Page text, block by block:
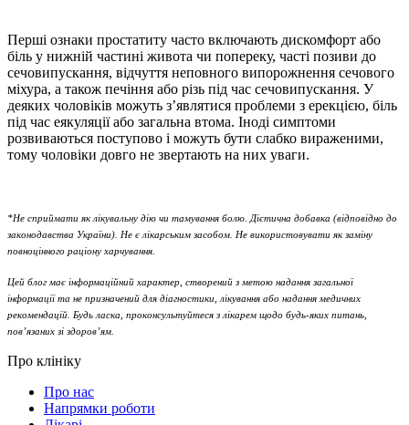
Перші ознаки простатиту часто включають дискомфорт або
біль у нижній частині живота чи попереку, часті позиви до
сечовипускання, відчуття неповного випорожнення сечового
міхура, а також печіння або різь під час сечовипускання. У
деяких чоловіків можуть з’являтися проблеми з ерекцією, біль
під час еякуляції або загальна втома. Іноді симптоми
розвиваються поступово і можуть бути слабко вираженими,
тому чоловіки довго не звертають на них уваги.
*Не сприймати як лікувальну дію чи тамування болю. Дієтична добавка (відповідно до
законодавства України). Не є лікарським засобом. Не використовувати як заміну
повноцінного раціону харчування.
Цей блог має інформаційний характер, створений з метою надання загальної
інформації та не призначений для діагностики, лікування або надання медичних
рекомендацій. Будь ласка, проконсультуйтеся з лікарем щодо будь-яких питань,
пов’язаних зі здоров’ям.
Про клініку
Про нас
Напрямки роботи